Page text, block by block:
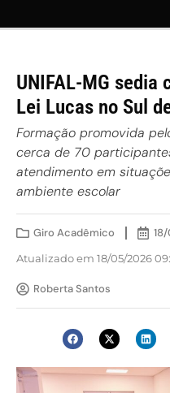
UNIFAL-MG
Lei Lucas no Sul
Formação promovida
cerca de 70
atendimento em
ambiente escolar
Giro Acadêmico
Atualizado em 18/05/2026
Roberta Santos